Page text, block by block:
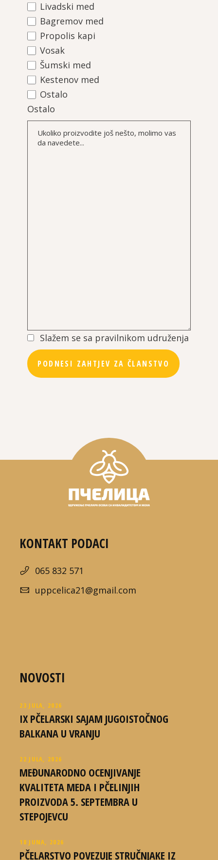
Livadski med
Bagremov med
Propolis kapi
Vosak
Šumski med
Kestenov med
Ostalo
Ostalo
Slažem se sa pravilnikom udruženja
PODNESI ZAHTJEV ZA ČLANSTVO
KONTAKT PODACI
065 832 571
uppcelica21@gmail.com
NOVOSTI
23 JULA, 2026
IX PČELARSKI SAJAM JUGOISTOČNOG
BALKANA U VRANJU
22 JULA, 2026
MEĐUNARODNO OCENJIVANJE
KVALITETA MEDA I PČELINJIH
PROIZVODA 5. SEPTEMBRA U
STEPOJEVCU
18 JUNA, 2026
PČELARSTVO POVEZUJE STRUČNJAKE IZ